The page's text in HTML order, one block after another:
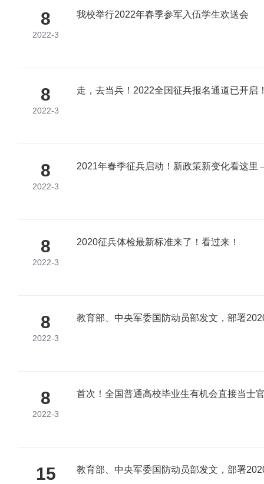
8
2022-3
我校举行2022年春季参军入伍学生欢送会
8
2022-3
走，去当兵！2022全国征兵报名通道已开启
8
2022-3
2021年春季征兵启动！新政策新变化看这里
8
2022-3
2020征兵体检最新标准来了！看过来！
8
2022-3
教育部、中央军委国防动员部发文，部署
8
2022-3
首次！全国普通高校毕业生有机会直接当士
15 教育部、中央军委国防动员部发文，部署